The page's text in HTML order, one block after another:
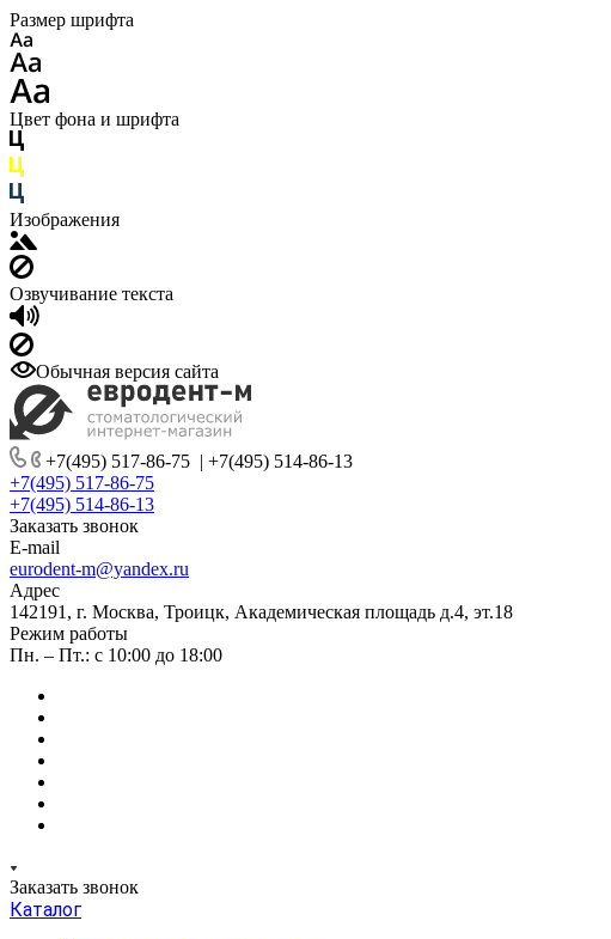
Размер шрифта
Цвет фона и шрифта
Изображения
Озвучивание текста
Обычная версия сайта
+7(495) 517-86-75 | +7(495) 514-86-13
+7(495) 517-86-75
+7(495) 514-86-13
Заказать звонок
E-mail
eurodent-m@yandex.ru
Адрес
142191, г. Москва, Троицк, Академическая площадь д.4, эт.18
Режим работы
Пн. – Пт.: с 10:00 до 18:00
Заказать звонок
Каталог